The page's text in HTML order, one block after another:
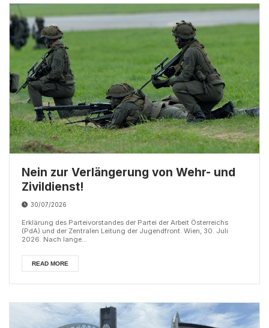
Nein zur Verlängerung von Wehr- und
Zivildienst!
30/07/2026
Erklärung des Parteivorstandes der Partei der Arbeit Österreichs
(PdA) und der Zentralen Leitung der Jugendfront. Wien, 30. Juli
2026. Nach lange...
READ MORE